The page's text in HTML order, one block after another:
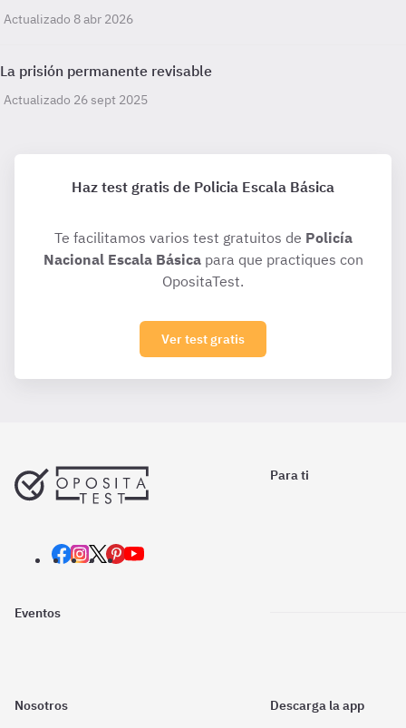
Actualizado 8 abr 2026
La prisión permanente revisable
Actualizado 26 sept 2025
Haz test gratis de Policia Escala Básica
Te facilitamos varios test gratuitos de Policía
Nacional Escala Básicapara que practiques con
OpositaTest.
Ver test gratis
Para ti
Eventos
Nosotros Descarga la app